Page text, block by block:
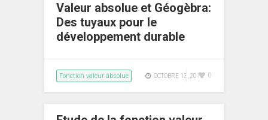
Valeur absolue et Géogèbra:
Des tuyaux pour le
développement durable
Fonction valeur absolue OCTOBRE 13, 2015 0